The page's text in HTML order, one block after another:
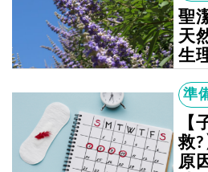
聖
天
生
準
【
救
原